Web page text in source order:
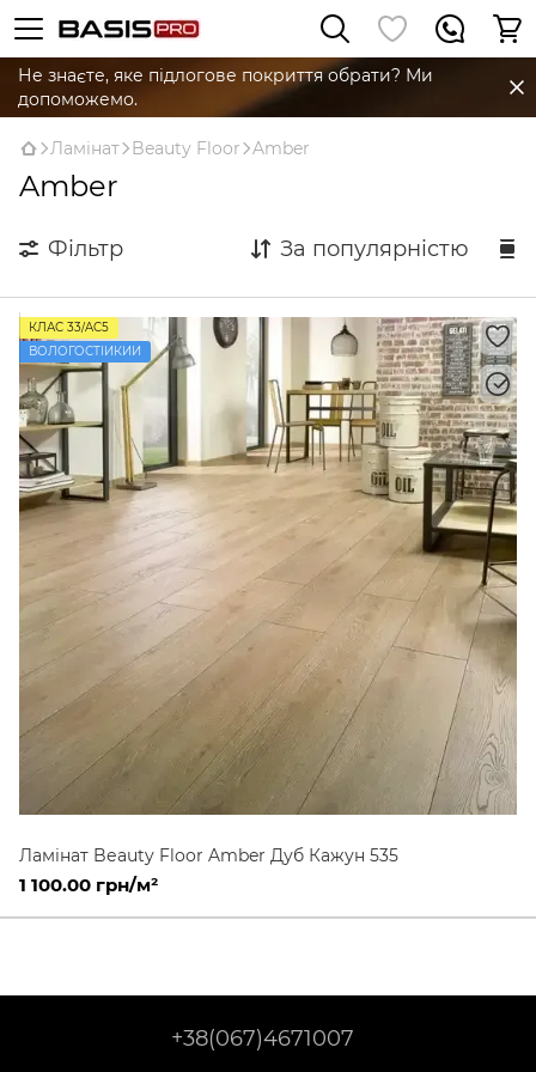
Не знаєте, яке підлогове покриття обрати? Ми
допоможемо.
Ламінат Beauty Floor Amber
Amber
Фільтр За популярністю
КЛАС 33/AC5
ВОЛОГОСТІЙКИЙ
Ламінат Bеauty Floor Amber Дуб Кажун 535
1 100.00 грн/м²
+38(067)4671007